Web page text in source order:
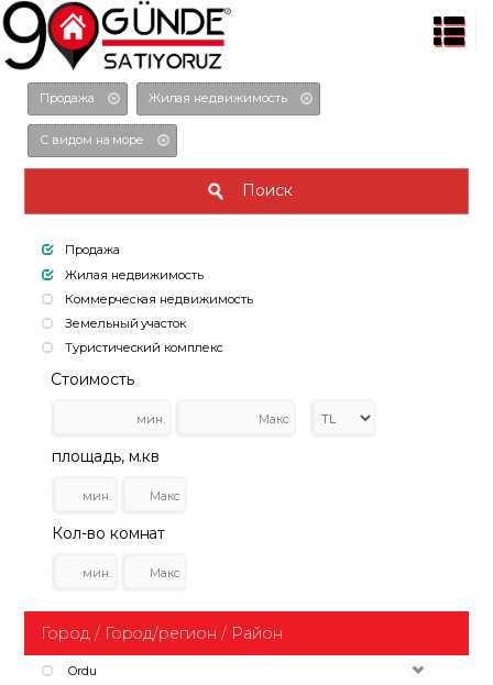
Продажа Жилая недвижимость
С видом на море
Поиск
Продажа
Жилая недвижимость
Коммерческая недвижимость
Земельный участок
Туристический комплекс
Стоимость
площадь, м.кв
Кол-во комнат
Город / Город/регион / Район
Ordu